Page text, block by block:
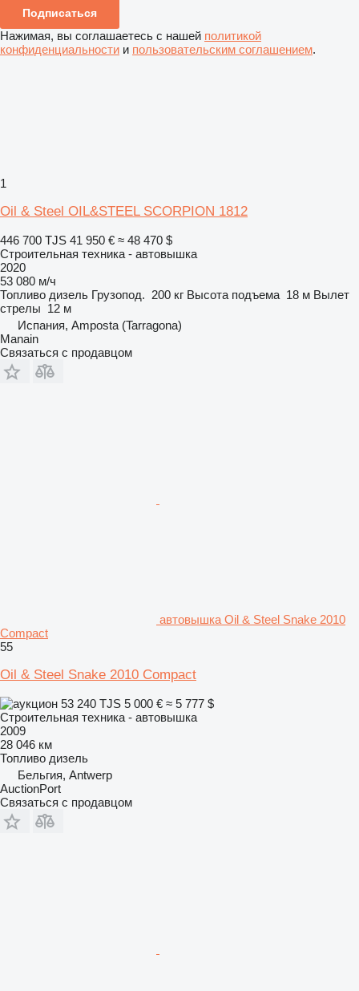
Подписаться
Нажимая, вы соглашаетесь с нашей политикой
конфиденциальности и пользовательским соглашением.
1
Oil & Steel OIL&STEEL SCORPION 1812
446 700 TJS 41 950 € ≈ 48 470 $
Строительная техника - автовышка
2020
53 080 м/ч
Топливо дизель Грузопод. 200 кг Высота подъема 18 м Вылет
стрелы 12 м
Испания, Amposta (Tarragona)
Manain
Связаться с продавцом
автовышка Oil & Steel Snake 2010
Compact
55
Oil & Steel Snake 2010 Compact
53 240 TJS 5 000 € ≈ 5 777 $
Строительная техника - автовышка
2009
28 046 км
Топливо дизель
Бельгия, Antwerp
AuctionPort
Связаться с продавцом